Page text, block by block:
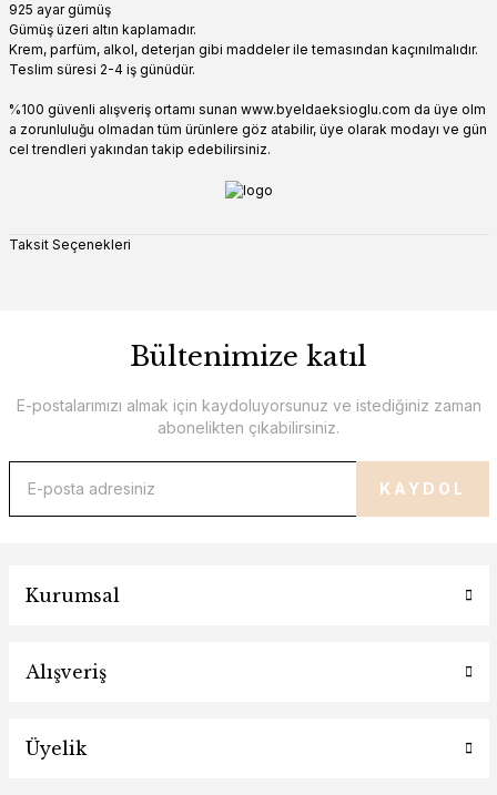
925 ayar gümüş
Gümüş üzeri altın kaplamadır.
Krem, parfüm, alkol, deterjan gibi maddeler ile temasından kaçınılmalıdır.
Teslim süresi 2-4 iş günüdür.
%100 güvenli alışveriş ortamı sunan www.byeldaeksioglu.com da üye olm
a zorunluluğu olmadan tüm ürünlere göz atabilir, üye olarak modayı ve gün
cel trendleri yakından takip edebilirsiniz.
Taksit Seçenekleri
Bültenimize katıl
E-postalarımızı almak için kaydoluyorsunuz ve istediğiniz zaman
abonelikten çıkabilirsiniz.
KAYDOL
Kurumsal
Alışveriş
Üyelik